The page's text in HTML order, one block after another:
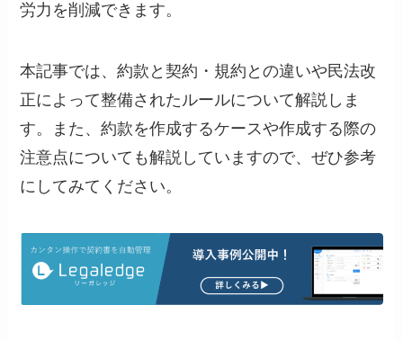
労力を削減できます。
本記事では、約款と契約・規約との違いや民法改
正によって整備されたルールについて解説しま
す。また、約款を作成するケースや作成する際の
注意点についても解説していますので、ぜひ参考
にしてみてください。